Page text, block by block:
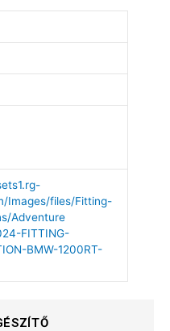
Images/files/Fitting-
Adventure
FITTING-
BMW-1200RT-